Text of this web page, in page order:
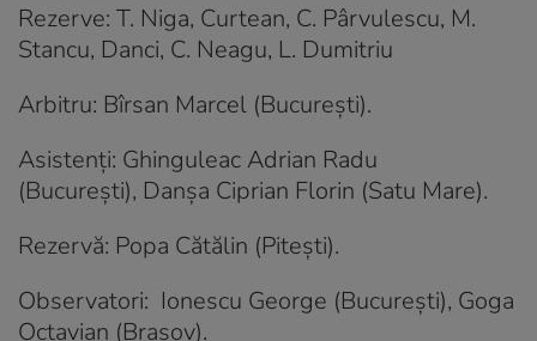
Rezerve: T. Niga, Curtean, C. Pârvulescu, M.
Stancu, Danci, C. Neagu, L. Dumitriu
Arbitru: Bîrsan Marcel (Bucureşti).
Asistenți: Ghinguleac Adrian Radu
(Bucureşti), Danşa Ciprian Florin (Satu Mare).
Rezervă: Popa Cătălin (Piteşti).
Observatori: Ionescu George (Bucureşti), Goga
Octavian (Braşov).